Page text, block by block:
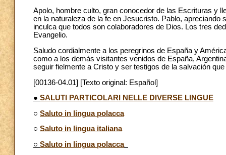
Apolo, hombre culto, gran conocedor de las Escrituras y
en la naturaleza de la fe en Jesucristo. Pablo,
inculca que todos son colaboradores de Dios. Los tres
Evangelio.
Saludo cordialmente a los peregrinos de España y
como a los demás visitantes venidos de España,
seguir fielmente a Cristo y ser testigos de la salvación
[00136-04.01] [Texto original: Español]
● SALUTI PARTICOLARI NELLE DIVERSE LINGUE
○ Saluto in lingua polacca
○ Saluto in lingua italiana
○ Saluto in lingua polacca